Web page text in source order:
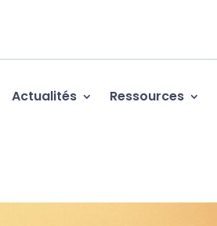
Actualités Ressources